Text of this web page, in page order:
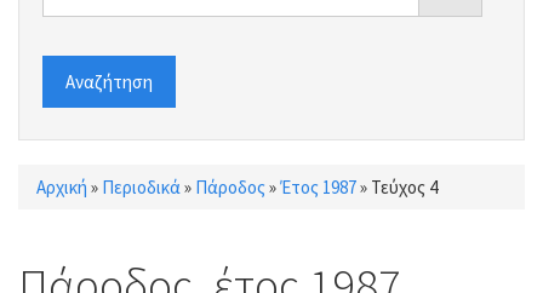
Αναζήτηση
Είστε εδώ
Αρχική » Περιοδικά» Πάροδος »Έτος 1987» Τεύχος 4